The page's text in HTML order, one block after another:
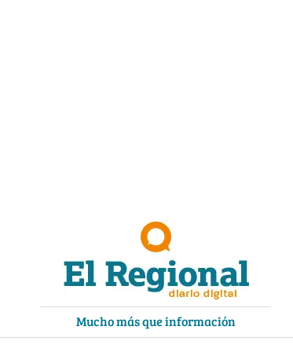
Mucho más que información